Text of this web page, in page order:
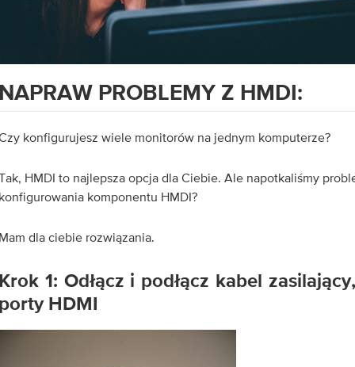
PROBLEMY Z HMDI:
konfigurujesz wiele monitorów na jednym komputerze?
HMDI to najlepsza opcja dla Ciebie. Ale napotkaliśmy
komponentu HMDI?
dla ciebie rozwiązania.
1: Odłącz i podłącz kabel
HDMI